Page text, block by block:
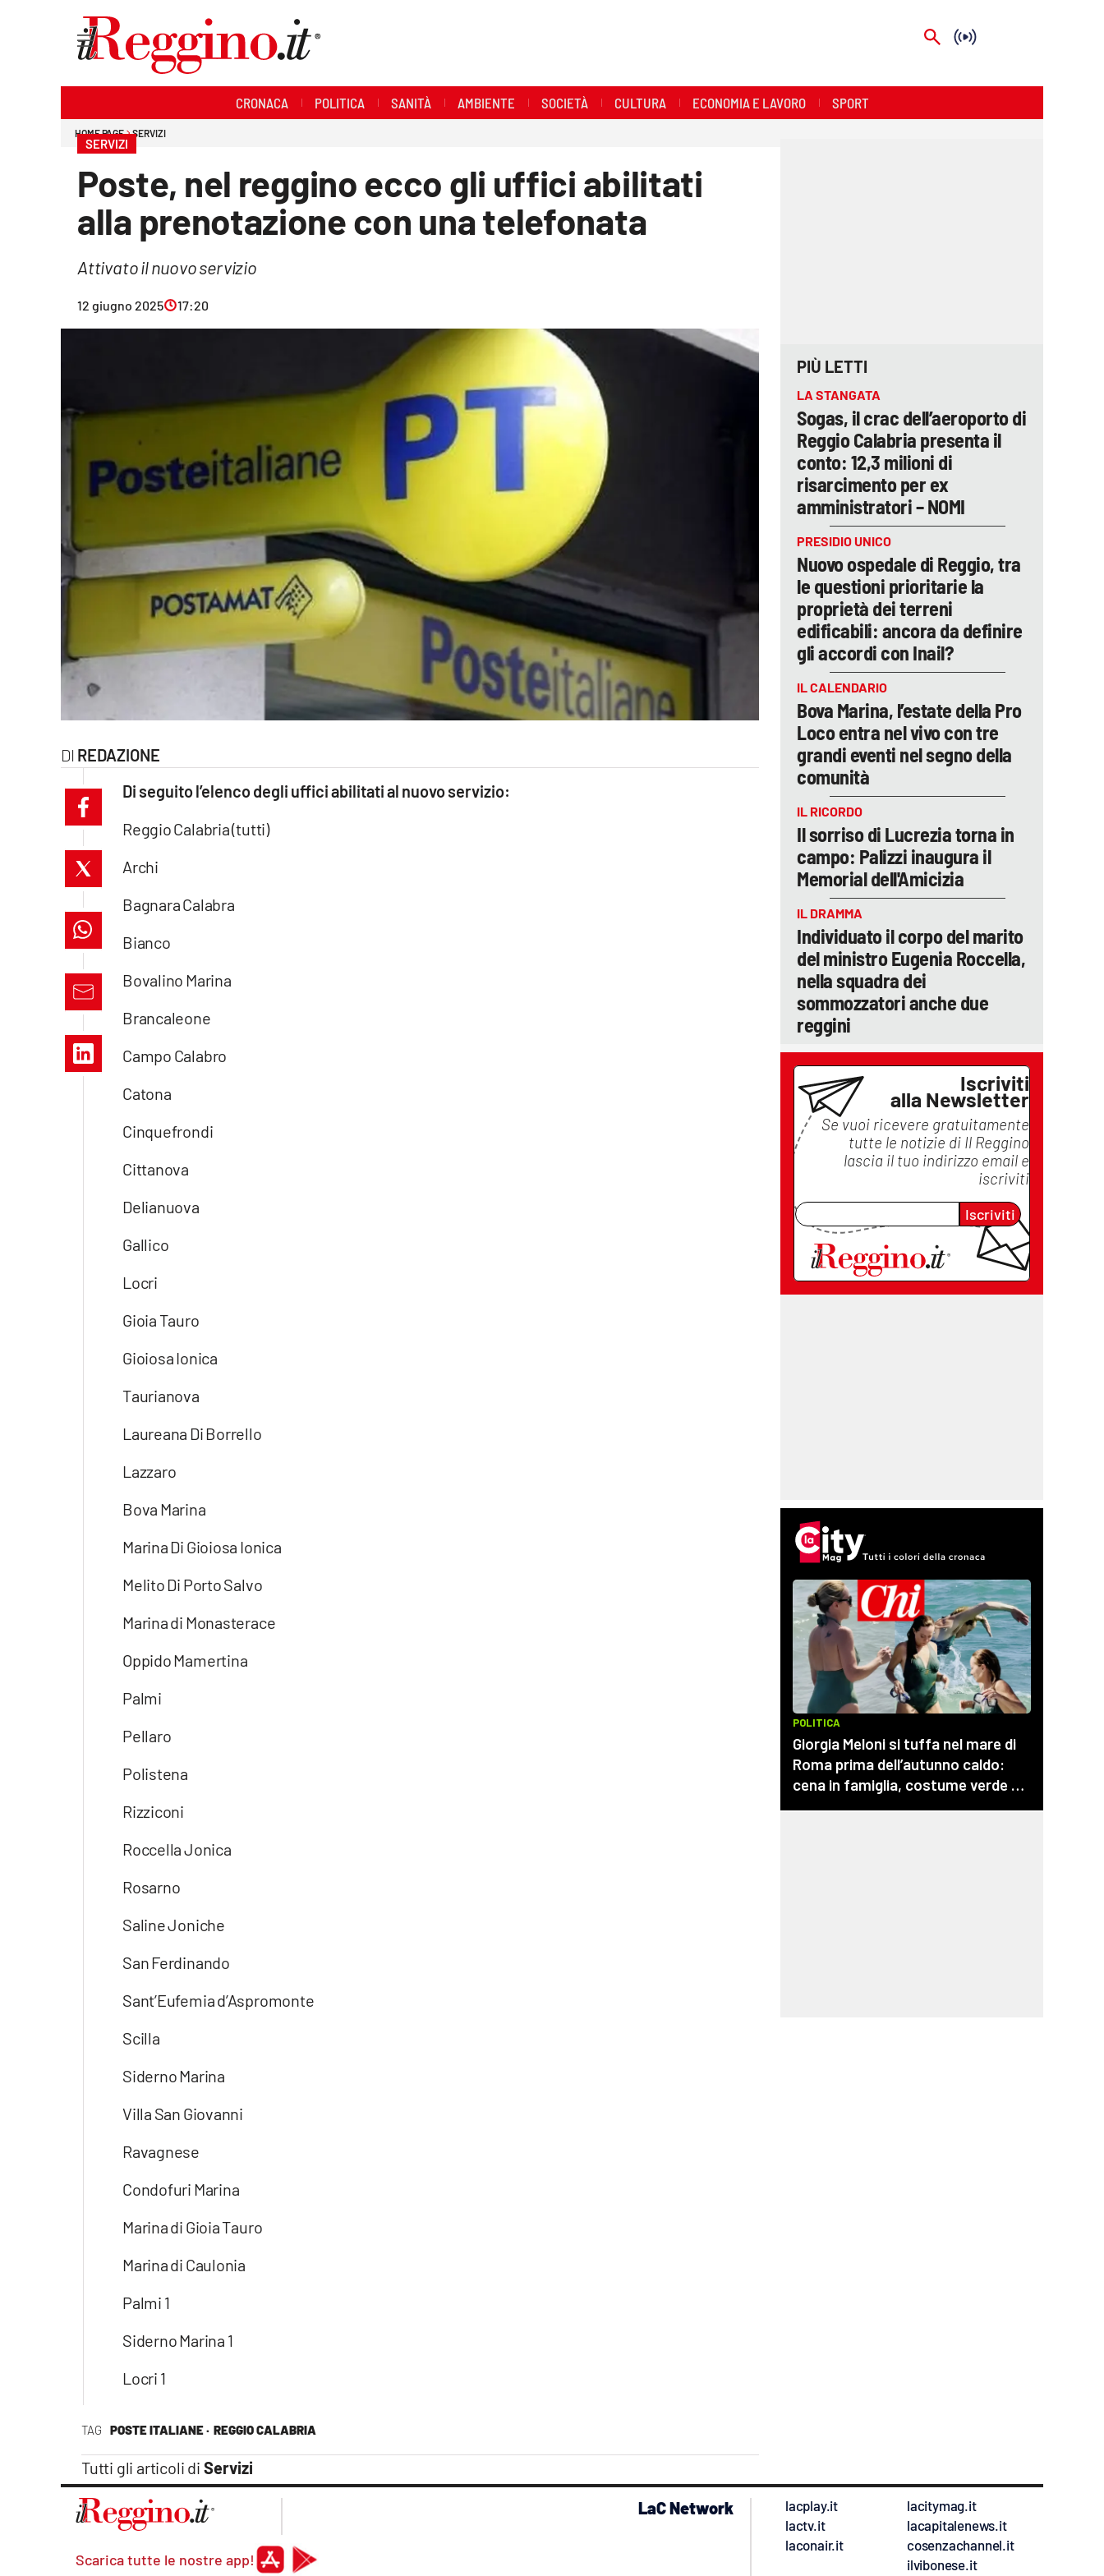
Lac Network
cosenzachannel.it
ilvibonese.it
catanzarochannel.it
lacapitalenews.it
Vai
CRONACA POLITICA SANITÀ AMBIENTE SOCIETÀ CULTURA ECONOMIA E LAVORO SPORT
HOME PAGE SERVIZI
SERVIZI
Poste, nel reggino ecco gli uffici abilitati
alla prenotazione con una telefonata
Attivato il nuovo servizio
12 giugno 2025 17:20
REDAZIONE
TAG POSTE ITALIANE · REGGIO CALABRIA
Tutti gli articoli di Servizi
Di seguito l’elenco degli uffici abilitati al nuovo servizio:
Reggio Calabria (tutti)
Archi
Bagnara Calabra
Bianco
Bovalino Marina
Brancaleone
Campo Calabro
Catona
Cinquefrondi
Cittanova
Delianuova
Gallico
Locri
Gioia Tauro
Gioiosa Ionica
Taurianova
Laureana Di Borrello
Lazzaro
Bova Marina
Marina Di Gioiosa Ionica
Melito Di Porto Salvo
Marina di Monasterace
Oppido Mamertina
Palmi
Pellaro
Polistena
Rizziconi
Roccella Jonica
Rosarno
Saline Joniche
San Ferdinando
Sant’Eufemia d’Aspromonte
Scilla
Siderno Marina
Villa San Giovanni
Ravagnese
Condofuri Marina
Marina di Gioia Tauro
Marina di Caulonia
Palmi 1
Siderno Marina 1
Locri 1
PIÙ LETTI
LA STANGATA
Sogas, il crac dell’aeroporto di
Reggio Calabria presenta il
conto: 12,3 milioni di
risarcimento per ex
amministratori – NOMI
PRESIDIO UNICO
Nuovo ospedale di Reggio, tra
le questioni prioritarie la
proprietà dei terreni
edificabili: ancora da definire
gli accordi con Inail?
IL CALENDARIO
Bova Marina, l’estate della Pro
Loco entra nel vivo con tre
grandi eventi nel segno della
comunità
IL RICORDO
Il sorriso di Lucrezia torna in
campo: Palizzi inaugura il
Memorial dell'Amicizia
IL DRAMMA
Individuato il corpo del marito
del ministro Eugenia Roccella,
nella squadra dei
sommozzatori anche due
reggini
Iscriviti
alla Newsletter
Se vuoi ricevere gratuitamente
tutte le notizie di Il Reggino
lascia il tuo indirizzo email e
iscriviti
Iscriviti
Scarica tutte le nostre app!
LaC Network
lacplay.it
lactv.it
laconair.it
lacitymag.it
lacapitalenews.it
cosenzachannel.it
ilvibonese.it